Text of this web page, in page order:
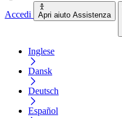
Accedi Apri aiuto Assistenza
Inglese
Dansk
Deutsch
Español